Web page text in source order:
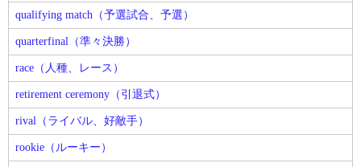
qualifying match（予選試合、予選）
quarterfinal（準々決勝）
race（人種、レース）
retirement ceremony（引退式）
rival（ライバル、好敵手）
rookie（ルーキー）